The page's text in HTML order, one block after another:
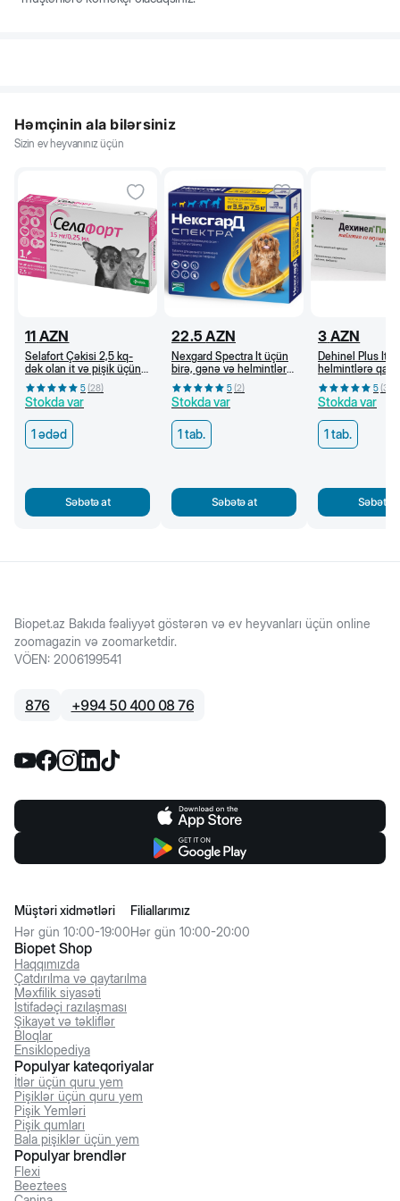
Həmçinin ala bilərsiniz
Sizin ev heyvanınız üçün
11 AZN
Selafort Çəkisi 2,5 kq-
dək olan it və pişik üçün
bit, birə, qoturluq gənəsi
və helmintlərə qarşı
damcı
5(28)
Stokda var
1 ədəd
Səbətə at
22.5 AZN
Nexgard Spectra İt üçün
birə, gənə və helmintlərə
qarşı çeynəmə tabletlər
(3,5-7,5 kq) 5(2)
Stokda var
1 tab.
Səbətə at
3 AZN
Dehinel Plus İt
helmintlərə qarşı
preparat, 1 tab/
5(3
Stokda var
1 tab.
Səbətə
Biopet.az Bakıda fəaliyyət göstərən və ev heyvanları üçün online
zoomagazin və zoomarketdir.
VÖEN: 2006199541
876 +994 50 400 08 76
Biopet Shop
Haqqımızda
Çatdırılma və qaytarılma
Məxfilik siyasəti
İstifadəçi razılaşması
Şikayət və təkliflər
Bloqlar
Ensiklopediya
Müştəri xidmətləri
Hər gün 10:00-19:00
Filiallarımız
Hər gün 10:00-20:00
Populyar kateqoriyalar
İtlər üçün quru yem
Pişiklər üçün quru yem
Pişik Yemləri
Pişik qumları
Bala pişiklər üçün yem
Populyar brendlər
Flexi
Beeztees